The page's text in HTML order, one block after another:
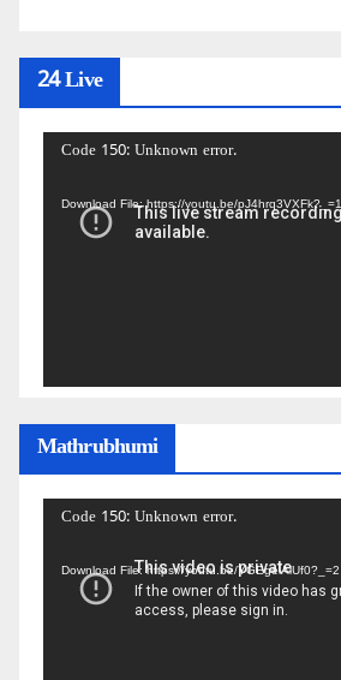
24 Live
Video
Code 150: Unknown error.
Download File: https://youtu.be/pJ4hrq3VXFk?_=1
Mathrubhumi
Video
Code 150: Unknown error.
Download File: https://youtu.be/YGEgelAiUf0?_=2